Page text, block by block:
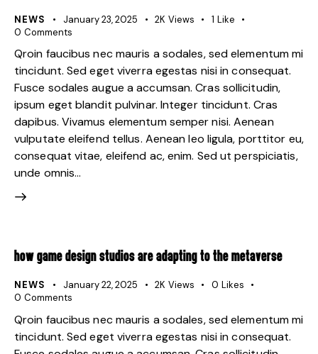
NEWS January 23, 2025 2K Views 1 Like
0 Comments
Qroin faucibus nec mauris a sodales, sed elementum mi
tincidunt. Sed eget viverra egestas nisi in consequat.
Fusce sodales augue a accumsan. Cras sollicitudin,
ipsum eget blandit pulvinar. Integer tincidunt. Cras
dapibus. Vivamus elementum semper nisi. Aenean
vulputate eleifend tellus. Aenean leo ligula, porttitor eu,
consequat vitae, eleifend ac, enim. Sed ut perspiciatis,
unde omnis…
HOW GAME DESIGN STUDIOS ARE ADAPTING TO THE METAVERSE
NEWS January 22, 2025 2K Views 0 Likes
0 Comments
Qroin faucibus nec mauris a sodales, sed elementum mi
tincidunt. Sed eget viverra egestas nisi in consequat.